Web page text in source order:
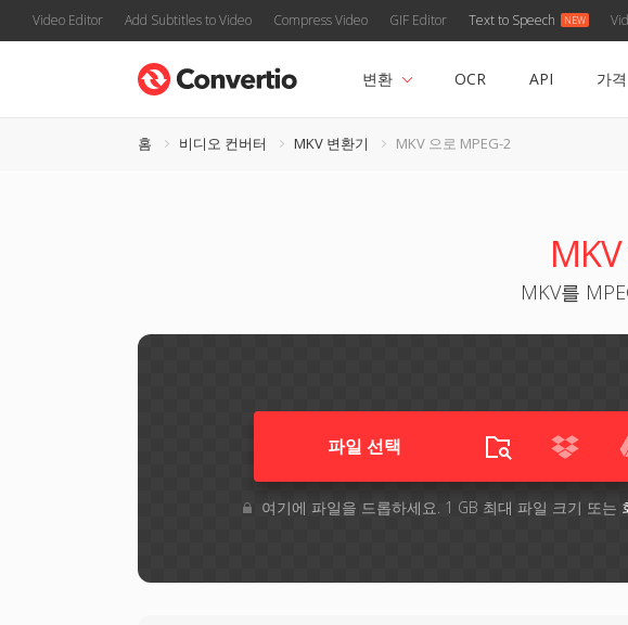
Video Editor Add Subtitles to Video Compress Video GIF Editor Text to Speech
변환 OCR API 가격
홈 비디오 컨버터 MKV 변환기 MKV 으로 MPEG-2
MKV를
파일 선택
여기에 파일을 드롭하세요. 1 GB 최대 파일 크기 또는